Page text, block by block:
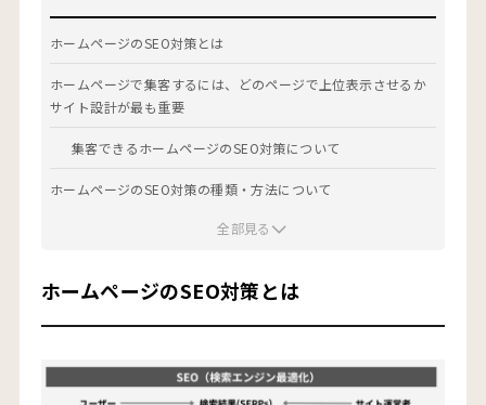
ホームページのSEO対策とは
ホームページで集客するには、どのページで上位表示させるか
サイト設計が最も重要
集客できるホームページのSEO対策について
ホームページのSEO対策の種類・方法について
ホームページのSEO対策：1.内部施策
サイト構造の最適化・クローラビリティの向上
全部見る
ホームページのSEO対策とは